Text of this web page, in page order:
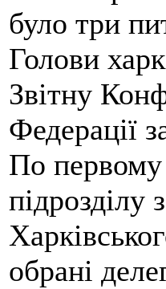
було три
Голови
Звітну
Федерації
По первому
обрані